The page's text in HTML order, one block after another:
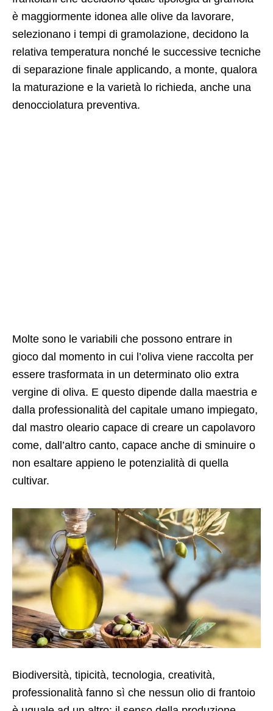
è maggiormente idonea alle olive da lavorare,
selezionano i tempi di gramolazione, decidono la
relativa temperatura nonché le successive tecniche
di separazione finale applicando, a monte, qualora
la maturazione e la varietà lo richieda, anche una
denocciolatura preventiva.
Molte sono le variabili che possono entrare in
gioco dal momento in cui l’oliva viene raccolta per
essere trasformata in un determinato olio extra
vergine di oliva. E questo dipende dalla maestria e
dalla professionalità del capitale umano impiegato,
dal mastro oleario capace di creare un capolavoro
come, dall’altro canto, capace anche di sminuire o
non esaltare appieno le potenzialità di quella
cultivar.
Biodiversità, tipicità, tecnologia, creatività,
professionalità fanno sì che nessun olio di frantoio